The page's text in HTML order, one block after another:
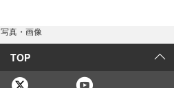
写真・画像
TOP